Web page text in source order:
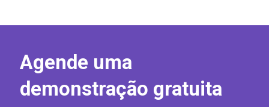
Agende uma
demonstração gratuita